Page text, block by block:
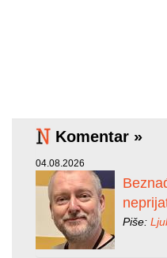
Komentar »
04.08.2026
Piše: